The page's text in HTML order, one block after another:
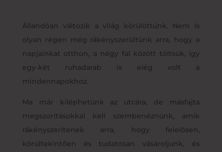
Állandóan változik a világ körülöttünk. Nem is
olyan régen még rákényszerültünk arra, hogy a
napjainkat otthon, a négy fal között töltsük, így
egy-két ruhadarab is elég volt a
mindennapokhoz.
Ma már kiléphetünk az utcára, de másfajta
megszorításokkal kell szembenéznünk, amik
rákényszerítenek arra, hogy felelősen,
körültekintően és tudatosan vásároljunk, és